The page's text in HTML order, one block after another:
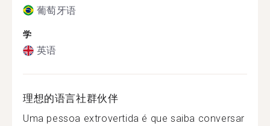
葡萄牙语
学
英语
理想的语言社群伙伴
Uma pessoa extrovertida é que saiba conversar